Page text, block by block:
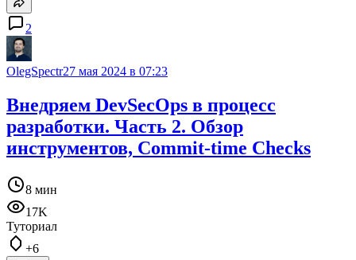
2
OlegSpectr27 мая 2024 в 07:23
Внедряем DevSecOps в процесс
разработки. Часть 2. Обзор
инструментов, Commit-time Checks
8 мин
17K
Туториал
+6